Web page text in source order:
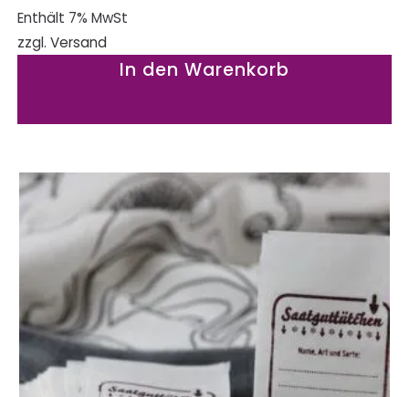
Enthält 7% MwSt
zzgl. Versand
In den Warenkorb